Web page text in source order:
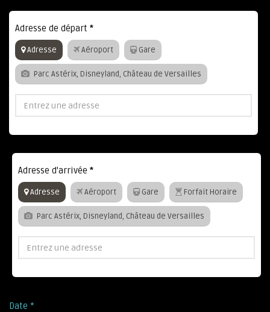
Adresse de départ *
Adresse Aéroport Gare
Parc Astérix, Disneyland, Château de Versailles
Adresse d'arrivée *
Adresse Aéroport Gare Forfait Horaire
Parc Astérix, Disneyland, Château de Versailles
Date *